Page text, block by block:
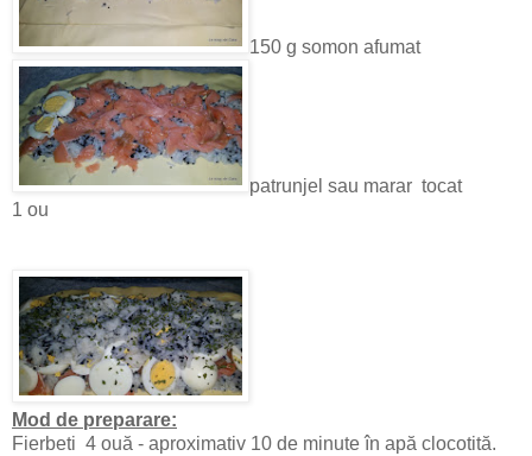
150 g somon afumat
patrunjel sau marar tocat
1 ou
Mod de preparare:
Fierbeti 4 ouă - aproximativ 10 de minute în apă clocotită.